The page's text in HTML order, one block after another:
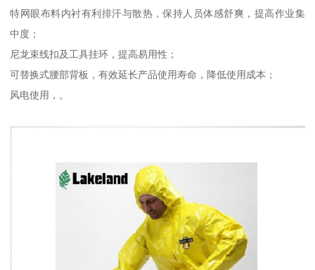
特网眼布料内衬有利排汗与散热，保持人员体感舒爽，提高作业集
中度；
尼龙束线扣及工具挂环，提高易用性；
可替换式腰部背板，有效延长产品使用寿命，降低使用成本；
风电使用，。